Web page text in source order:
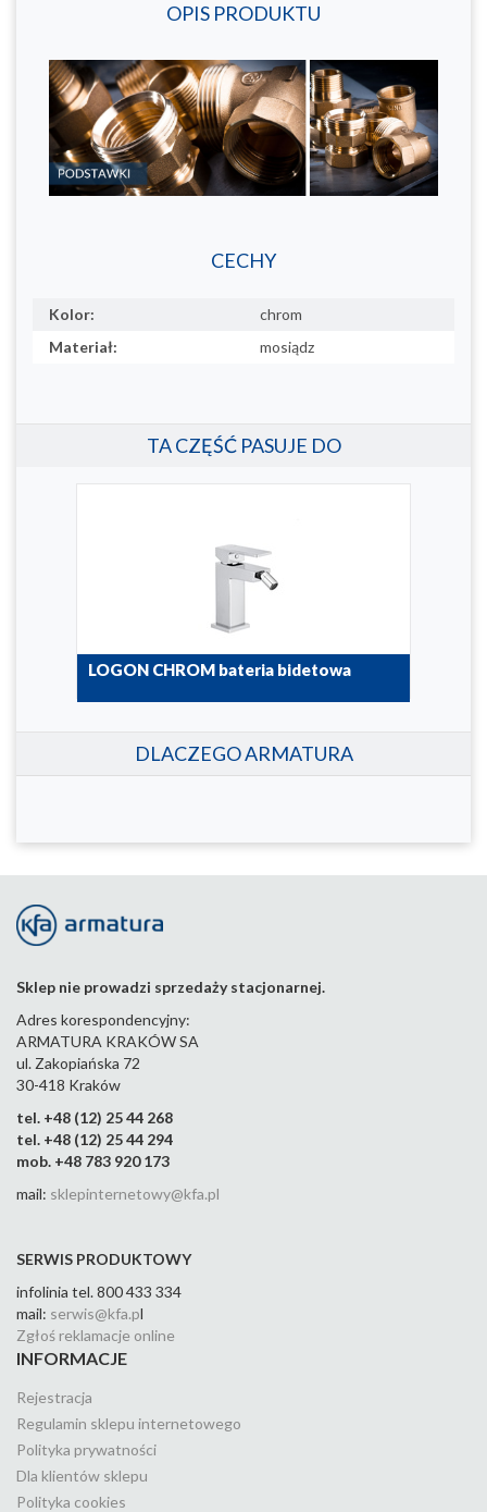
OPIS PRODUKTU
CECHY
Kolor:
chrom
Materiał:
mosiądz
TA CZĘŚĆ PASUJE DO
LOGON CHROM bateria bidetowa
DLACZEGO ARMATURA
Sklep nie prowadzi sprzedaży stacjonarnej.
Adres korespondencyjny:
ARMATURA KRAKÓW SA
ul. Zakopiańska 72
30-418 Kraków
tel. +48 (12) 25 44 268
tel. +48 (12) 25 44 294
mob. +48 783 920 173
mail: sklepinternetowy@kfa.pl
SERWIS PRODUKTOWY
infolinia tel. 800 433 334
mail: serwis@kfa.pl
Zgłoś reklamacje online
INFORMACJE
Rejestracja
Regulamin sklepu internetowego
Polityka prywatności
Dla klientów sklepu
Polityka cookies